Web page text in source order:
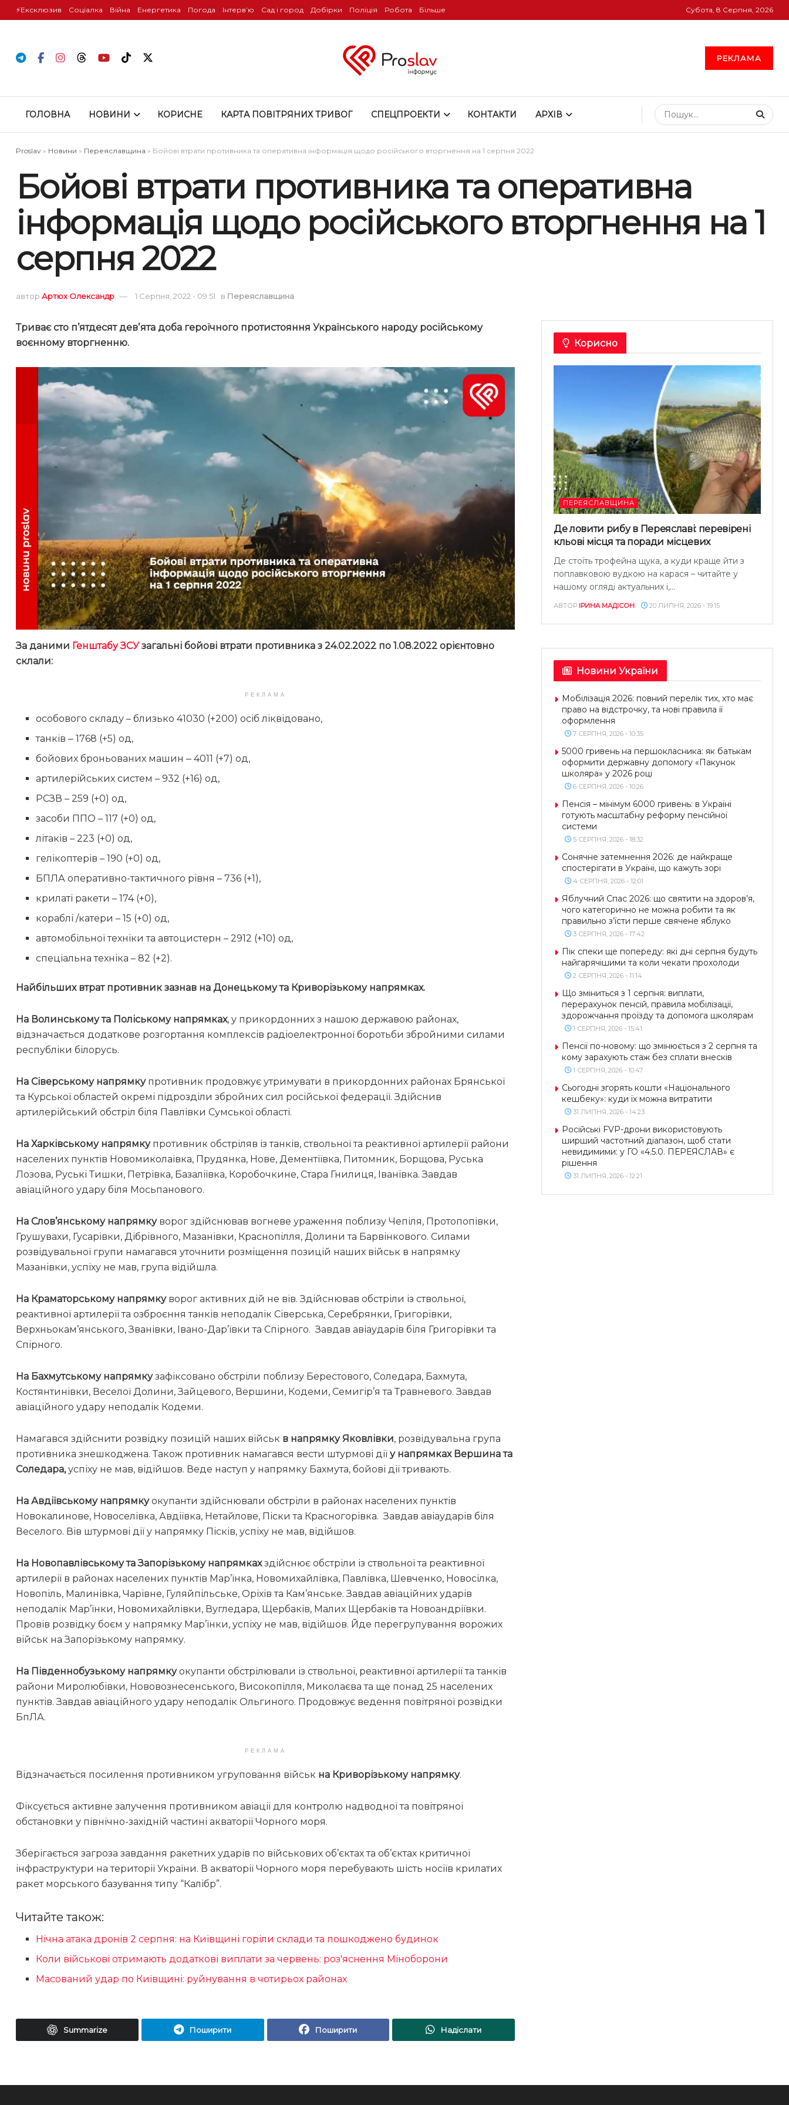
⚡️Ексклюзив Соціалка Війна Енергетика Погода Інтервʼю Сад і город Добірки Поліція Робота Більше Субота, 8 Серпня, 2026
РЕКЛАМА
ГОЛОВНА НОВИНИ КОРИСНЕ КАРТА ПОВІТРЯНИХ ТРИВОГ СПЕЦПРОЕКТИ КОНТАКТИ АРХІВ
Proslav » Новини » Переяславщина » Бойові втрати противника та оперативна інформація щодо російського вторгнення на 1 серпня 2022
Бойові втрати противника та оперативна
інформація щодо російського вторгнення на 1
серпня 2022
автор Артюх Олександр 1 Серпня, 2022 - 09:51 в Переяславщина
Триває сто п’ятдесят девʼята доба героїчного протистояння Українського народу російському
воєнному вторгненню.
За даними Генштабу ЗСУзагальні бойові втрати противника з 24.02.2022 по 1.08.2022 орієнтовно
склали:
РЕКЛАМА
особового складу – близько 41030 (+200) осіб ліквідовано,
танків ‒ 1768 (+5) од,
бойових броньованих машин ‒ 4011 (+7) од,
артилерійських систем – 932 (+16) од,
РСЗВ – 259 (+0) од,
засоби ППО – 117 (+0) од,
літаків – 223 (+0) од,
гелікоптерів – 190 (+0) од,
БПЛА оперативно-тактичного рівня – 736 (+1),
крилаті ракети – 174 (+0),
кораблі /катери – 15 (+0) од,
автомобільної техніки та автоцистерн – 2912 (+10) од,
спеціальна техніка – 82 (+2).
Найбільших втрат противник зазнав на Донецькому та Криворізькому напрямках.
На Волинському та Поліському напрямках, у прикордонних з нашою державою районах,
відзначається додаткове розгортання комплексів радіоелектронної боротьби збройними силами
республіки білорусь.
На Сіверському напрямкупротивник продовжує утримувати в прикордонних районах Брянської
та Курської областей окремі підрозділи збройних сил російської федерації. Здійснив
артилерійський обстріл біля Павлівки Сумської області.
На Харківському напрямку противник обстріляв із танків, ствольної та реактивної артилерії райони
населених пунктів Новомиколаївка, Прудянка, Нове, Дементіївка, Питомник, Борщова, Руська
Лозова, Руські Тишки, Петрівка, Базаліївка, Коробочкине, Стара Гнилиця, Іванівка. Завдав
авіаційного удару біля Мосьпанового.
На Слов’янському напрямкуворог здійснював вогневе ураження поблизу Чепіля, Протопопівки,
Грушувахи, Гусарівки, Дібрівного, Мазанівки, Краснопілля, Долини та Барвінкового. Силами
розвідувальної групи намагався уточнити розміщення позицій наших військ в напрямку
Мазанівки, успіху не мав, група відійшла.
На Краматорському напрямкуворог активних дій не вів. Здійснював обстріли із ствольної,
реактивної артилерії та озброєння танків неподалік Сіверська, Серебрянки, Григорівки,
Верхньокам’янського, Званівки, Івано-Дар’ївки та Спірного. Завдав авіаударів біля Григорівки та
Спірного.
На Бахмутському напрямкузафіксовано обстріли поблизу Берестового, Соледара, Бахмута,
Костянтинівки, Веселої Долини, Зайцевого, Вершини, Кодеми, Семигір’я та Травневого. Завдав
авіаційного удару неподалік Кодеми.
Намагався здійснити розвідку позицій наших військ в напрямку Яковлівки, розвідувальна група
противника знешкоджена. Також противник намагався вести штурмові дії у напрямках Вершина та
Соледара,успіху не мав, відійшов. Веде наступ у напрямку Бахмута, бойові дії тривають.
На Авдіївському напрямкуокупанти здійснювали обстріли в районах населених пунктів
Новокалинове, Новоселівка, Авдіївка, Нетайлове, Піски та Красногорівка. Завдав авіаударів біля
Веселого. Вів штурмові дії у напрямку Пісків, успіху не мав, відійшов.
На Новопавлівському та Запорізькому напрямкахздійснює обстріли із ствольної та реактивної
артилерії в районах населених пунктів Мар’їнка, Новомихайлівка, Павлівка, Шевченко, Новосілка,
Новопіль, Малинівка, Чарівне, Гуляйпільське, Оріхів та Кам’янське. Завдав авіаційних ударів
неподалік Мар’їнки, Новомихайлівки, Вугледара, Щербаків, Малих Щербаків та Новоандріївки.
Провів розвідку боєм у напрямку Мар’їнки, успіху не мав, відійшов. Йде перегрупування ворожих
військ на Запорізькому напрямку.
На Південнобузькому напрямкуокупанти обстрілювали із ствольної, реактивної артилерії та танків
райони Миролюбівки, Нововознесенського, Високопілля, Миколаєва та ще понад 25 населених
пунктів. Завдав авіаційного удару неподалік Ольгиного. Продовжує ведення повітряної розвідки
БпЛА.
РЕКЛАМА
Відзначається посилення противником угруповання військ на Криворізькому напрямку.
Фіксується активне залучення противником авіації для контролю надводної та повітряної
обстановки у північно-західній частині акваторії Чорного моря.
Зберігається загроза завдання ракетних ударів по військових об’єктах та об’єктах критичної
інфраструктури на території України. В акваторії Чорного моря перебувають шість носіїв крилатих
ракет морського базування типу “Калібр”.
Читайте також:
Нічна атака дронів 2 серпня: на Київщині горіли склади та пошкоджено будинок
Коли військові отримають додаткові виплати за червень: роз'яснення Міноборони
Масований удар по Київщині: руйнування в чотирьох районах
Summarize Поширити Поширити Надіслати
Корисно
ПЕРЕЯСЛАВЩИНА
Де ловити рибу в Переяславі: перевірені
кльові місця та поради місцевих
Де стоїть трофейна щука, а куди краще йти з
поплавковою вудкою на карася – читайте у
нашому огляді актуальних і,...
АВТОР ІРИНА МАДІСОН 20 ЛИПНЯ, 2026 - 19:15
Новини України
Мобілізація 2026: повний перелік тих, хто має
право на відстрочку, та нові правила її
оформлення
7 СЕРПНЯ, 2026 - 10:35
5000 гривень на першокласника: як батькам
оформити державну допомогу «Пакунок
школяра» у 2026 році
6 СЕРПНЯ, 2026 - 10:26
Пенсія – мінімум 6000 гривень: в Україні
готують масштабну реформу пенсійної
системи
5 СЕРПНЯ, 2026 - 18:32
Сонячне затемнення 2026: де найкраще
спостерігати в Україні, що кажуть зорі
4 СЕРПНЯ, 2026 - 12:01
Яблучний Спас 2026: що святити на здоров’я,
чого категорично не можна робити та як
правильно з’їсти перше свячене яблуко
3 СЕРПНЯ, 2026 - 17:42
Пік спеки ще попереду: які дні серпня будуть
найгарячішими та коли чекати прохолоди
2 СЕРПНЯ, 2026 - 11:14
Що зміниться з 1 серпня: виплати,
перерахунок пенсій, правила мобілізації,
здорожчання проїзду та допомога школярам
1 СЕРПНЯ, 2026 - 15:41
Пенсії по-новому: що змінюється з 2 серпня та
кому зарахують стаж без сплати внесків
1 СЕРПНЯ, 2026 - 10:47
Сьогодні згорять кошти «Національного
кешбеку»: куди їх можна витратити
31 ЛИПНЯ, 2026 - 14:23
Російські FVP-дрони використовують
ширший частотний діапазон, щоб стати
невидимими: у ГО «4.5.0. ПЕРЕЯСЛАВ» є
рішення
31 ЛИПНЯ, 2026 - 12:21